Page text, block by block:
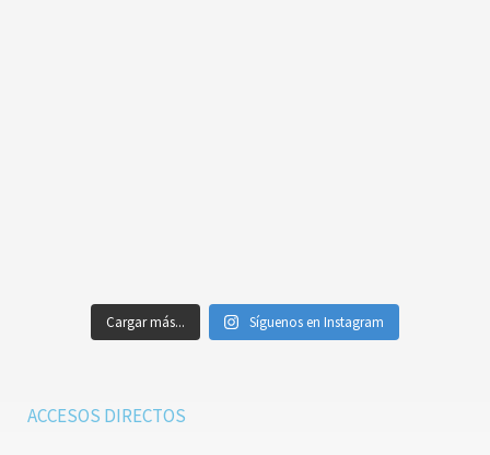
Cargar más... Síguenos en Instagram
ACCESOS DIRECTOS